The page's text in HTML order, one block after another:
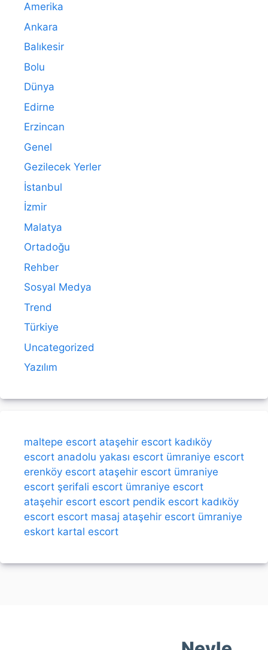
Amerika
Ankara
Balıkesir
Bolu
Dünya
Edirne
Erzincan
Genel
Gezilecek Yerler
İstanbul
İzmir
Malatya
Ortadoğu
Rehber
Sosyal Medya
Trend
Türkiye
Uncategorized
Yazılım
maltepe escort ataşehir escort kadıköy
escort anadolu yakası escort ümraniye escort
erenköy escort ataşehir escort ümraniye
escort şerifali escort ümraniye escort
ataşehir escort escort pendik escort kadıköy
escort escort masaj ataşehir escort ümraniye
eskort kartal escort